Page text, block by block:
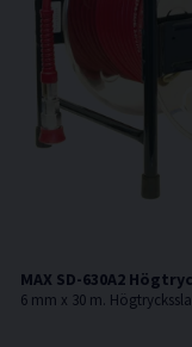
MAX SD-630A2
6 mm x 30 m.